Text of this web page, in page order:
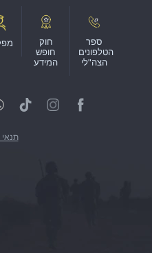
חוק
חופש
המידע
ספר
הטלפונים
הצה"לי